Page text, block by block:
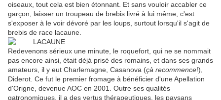
oiseaux, tout cela est bien étonnant. Et sans vouloir accabler ce
garçon, laisser un troupeau de brebis livré à lui même, c'est
s'exposer à le voir dévoré par les loups, surtout lorsqu'il s'agit de
brebis de race lacaune.
Redevenons sérieux une minute, le roquefort, qui ne se nommait
pas encore ainsi, était déjà prisé des romains, et dans ses grands
amateurs, il y eut Charlemagne, Casanova (çà recommence!),
Diderot. Ce fut le premier fromage à bénéficier d'une Apellation
d'Origne, devenue AOC en 2001. Outre ses qualités
gatronomiques, il a des vertus thérapeutiques, les paysans